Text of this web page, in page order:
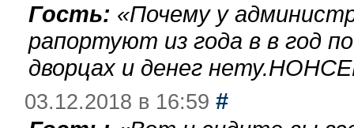
Гость: «Почему у
рапортуют из года в в год
дворцах и денег
03.12.2018 в 16:59 #